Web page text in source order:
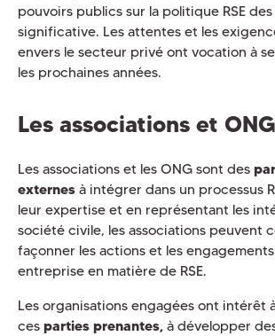
pouvoirs publics sur la politique RSE
significative. Les attentes et les
envers le secteur privé ont vocation à
les prochaines années.
Les associations et ONG
Les associations et les ONG sont des
externesà intégrer dans un processus
leur expertise et en représentant les
société civile, les associations peuvent
façonner les actions et les
entreprise en matière de RSE.
Les organisations engagées ont intérêt
ces parties prenantes, à développer